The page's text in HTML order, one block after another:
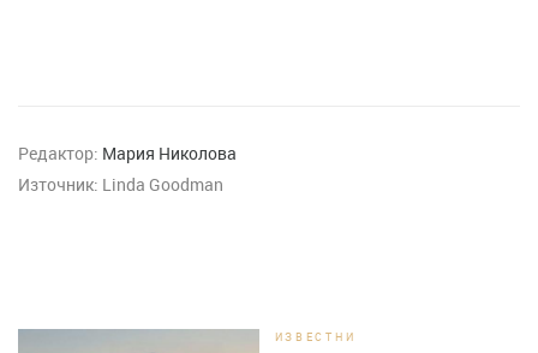
Редактор: Мария Николова
Източник: Linda Goodman
ИЗВЕСТНИ